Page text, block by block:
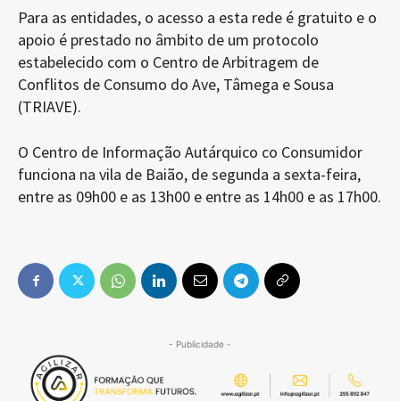
Para as entidades, o acesso a esta rede é gratuito e o
apoio é prestado no âmbito de um protocolo
estabelecido com o Centro de Arbitragem de
Conflitos de Consumo do Ave, Tâmega e Sousa
(TRIAVE).
O Centro de Informação Autárquico co Consumidor
funciona na vila de Baião, de segunda a sexta-feira,
entre as 09h00 e as 13h00 e entre as 14h00 e as 17h00.
- Publicidade -